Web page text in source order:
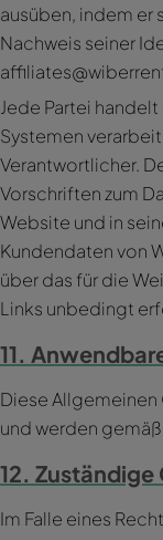
ausüben, indem er
Nachweis seiner
Jede Partei
Systemen
Verantwortlicher.
Vorschriften zum
Website und in
Kundendaten von
über das für die
Links unbedingt
11.
Diese
und werden
12.
Im Falle eines